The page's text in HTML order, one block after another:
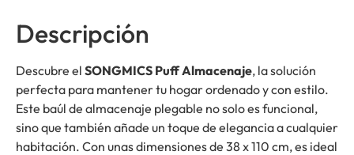
Descripción
Descubre el SONGMICS Puff Almacenaje, la solución
perfecta para mantener tu hogar ordenado y con estilo.
Este baúl de almacenaje plegable no solo es funcional,
sino que también añade un toque de elegancia a cualquier
habitación. Con unas dimensiones de 38 x 110 cm, es ideal